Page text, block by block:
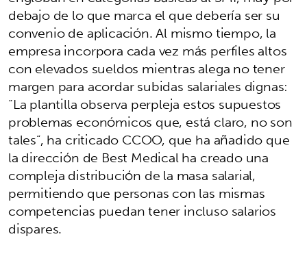
debajo de lo que marca el que debería ser su
convenio de aplicación. Al mismo tiempo, la
empresa incorpora cada vez más perfiles altos
con elevados sueldos mientras alega no tener
margen para acordar subidas salariales dignas:
“La plantilla observa perpleja estos supuestos
problemas económicos que, está claro, no son
tales”, ha criticado CCOO, que ha añadido que
la dirección de Best Medical ha creado una
compleja distribución de la masa salarial,
permitiendo que personas con las mismas
competencias puedan tener incluso salarios
dispares.